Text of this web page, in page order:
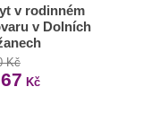
v rodinném
v Dolních
Kč
Kč